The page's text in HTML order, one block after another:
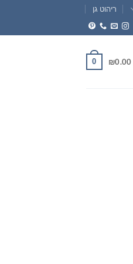
ריהוט גן
₪0.00
0